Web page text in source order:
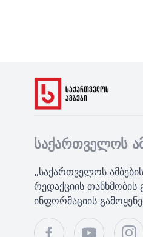
საქართველოს
„საქართველოს
რედაქციის თანხმობის
ინფორმაციის